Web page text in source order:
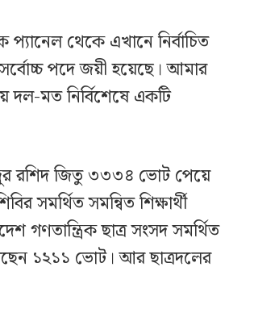
প্যানেল থেকে এখানে নির্বাচিত
পদে জয়ী হয়েছে। আমার
দল-মত নির্বিশেষে একটি
রশিদ জিতু ৩৩৩৪ ভোট পেয়ে
সমর্থিত সমন্বিত শিক্ষার্থী
গণতান্ত্রিক ছাত্র সংসদ সমর্থিত
১২১১ ভোট। আর ছাত্রদলের